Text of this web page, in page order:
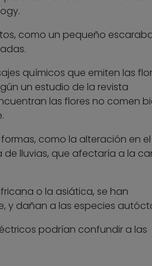
como un pequeño
químicos que emiten las
un estudio de la revista
las flores no comen
como la alteración en el
lluvias, que afectaría a la
o la asiática, se han
y dañan a las especies
podrían confundir a las